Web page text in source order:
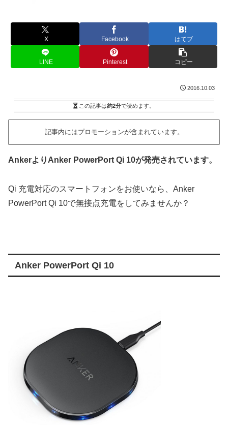
X Facebook はてブ
LINE Pinterest コピー
2016.10.03
この記事は約2分で読めます。
記事内にはプロモーションが含まれています。
Ankerより Anker PowerPort Qi 10が発売されています。
Qi 充電対応のスマートフォンをお使いなら、Anker
PowerPort Qi 10で無接点充電をしてみませんか？
Anker PowerPort Qi 10